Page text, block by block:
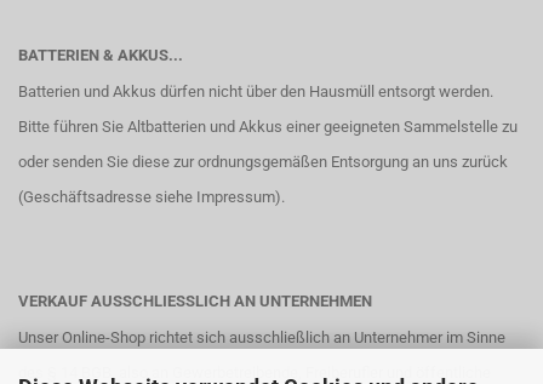
BATTERIEN & AKKUS...
Batterien und Akkus dürfen nicht über den Hausmüll entsorgt werden.
Bitte führen Sie Altbatterien und Akkus einer geeigneten Sammelstelle zu
oder senden Sie diese zur ordnungsgemäßen Entsorgung an uns zurück
(Geschäftsadresse siehe Impressum).
VERKAUF AUSSCHLIESSLICH AN UNTERNEHMEN
Unser Online-Shop richtet sich ausschließlich an Unternehmer im Sinne